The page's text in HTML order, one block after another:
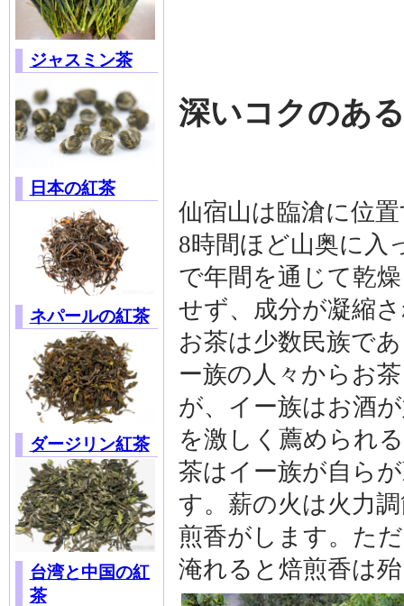
ジャスミン茶
日本の紅茶
ネパールの紅茶
ダージリン紅茶
台湾と中国の紅
茶
深いコクのあ
仙宿山は臨滄に位
8時間ほど山奥に入
で年間を通じて乾
せず、成分が凝縮
お茶は少数民族で
ー族の人々からお
が、イー族はお酒
を激しく薦められ
茶はイー族が自ら
す。薪の火は火力
煎香がします。た
淹れると焙煎香は